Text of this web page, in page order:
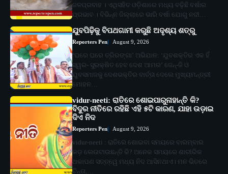
ଜଳପ୍ରବାହ । ଏଥିସହିତ ଓଡ଼ିଶାରେ ମଧ୍ୟ ବଢ଼ିଛି ବର୍ଷାର
ପ୍ରଭାବ । ବିଭିନ୍ନ ଜିଲ୍ଲାରେ ଭାରି ବର୍ଷା ଯୋଗୁ ନଦୀ…
ଯୁବପିଢ଼ିକୁ ବିପଥଗାମୀ କରୁଛି ଅଦୃଶ୍ୟ ଶତ୍ରୁ
Reporters Pen August 9, 2026
‘ଘରେ ଘରେ ତ୍ରିରଙ୍ଗା’ ଅଭିଯାନ: ‘ଯୁବଶକ୍ତିର ଏକ ହିଁ
ସ୍ୱର- ସୁରକ୍ଷିତ ହେବ ଦେଶ ଆମର’ ଜେନ୍‌-ଜି ଓ
ଯୁବସମାଜକୁ ଦେଶଭକ୍ତିର ବାର୍ତ୍ତା ଦେଲେ ମୁଖ୍ୟମନ୍ତ୍ରୀ
ମୋହନ…
vidur-neeti: ରାତିରେ ଶୋଇପାରୁନାହାନ୍ତି କି?
ବିଦୁର ନୀତିରେ ରହିଛି ଏହି ୫ଟି କାରଣ, ଯାହା ଉଡ଼ାଇ
ଦିଏ ନିଦ
Reporters Pen August 9, 2026
vidur-neeti : ରାତିରେ ଶୋଇବା ସମୟରେ ବାରମ୍ବାର
କଡ଼ ଲେଉଟାଉଛନ୍ତି କି? ଅନେକ ସମୟରେ ଶାରୀରିକ
ଥକାପଣ ସତ୍ତ୍ୱେ ମଧ୍ୟ ନିଦ ଆସିନଥାଏ। ମନ ଭିତରେ
ଚିନ୍ତା,…